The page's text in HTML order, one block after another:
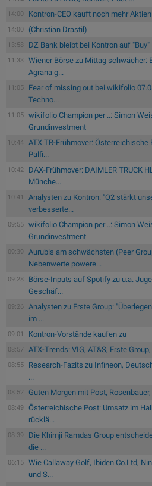
14:00 Kontron-CEO kauft noch mehr Aktien
14:00 (Christian Drastil)
13:58 DZ Bank bleibt bei Kontron auf "Buy"
11:33
Wiener Börse zu Mittag schwächer:
Agrana g...
11:05
Fear of missing out bei wikifolio
Techno...
11:05
wikifolio Champion per ..: Simon
Grundinvestment
10:44
ATX TR-Frühmover: Österreichische
Palfi...
10:42
DAX-Frühmover: DAIMLER TRUCK
Münche...
10:41
Analysten zu Kontron: "Q2 stärkt
verbesserte...
09:55
wikifolio Champion per ..: Simon
Grundinvestment
09:39
Aurubis am schwächsten (Peer
Nebenwerte powere...
09:28
Börse-Inputs auf Spotify zu u.a.
Geschäf...
09:26
Analysten zu Erste Group:
im ...
09:01 Kontron-Vorstände kaufen zu
08:57 ATX-Trends: VIG, AT&S, Erste
08:55
Research-Fazits zu Infineon,
...
08:52 Guten Morgen mit Post,
08:49
Österreichische Post: Umsatz im
rücklä...
08:39
Die Khimji Ramdas Group
die ...
06:15
Wie Callaway Golf, Ibiden Co.Ltd,
und S...